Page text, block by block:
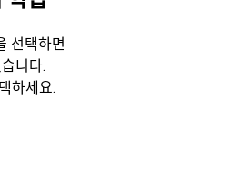
선택하면
니다.
하세요.